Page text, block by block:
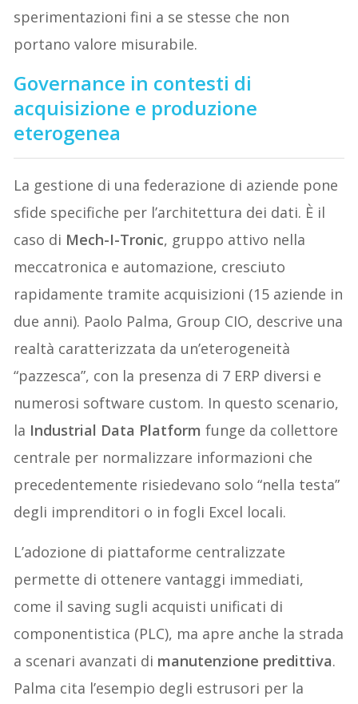
sperimentazioni fini a se stesse che non
portano valore misurabile.
Governance in contesti di
acquisizione e produzione
eterogenea
La gestione di una federazione di aziende pone
sfide specifiche per l’architettura dei dati. È il
caso di Mech-I-Tronic, gruppo attivo nella
meccatronica e automazione, cresciuto
rapidamente tramite acquisizioni (15 aziende in
due anni). Paolo Palma, Group CIO, descrive una
realtà caratterizzata da un’eterogeneità
“pazzesca”, con la presenza di 7 ERP diversi e
numerosi software custom. In questo scenario,
la Industrial Data Platform funge da collettore
centrale per normalizzare informazioni che
precedentemente risiedevano solo “nella testa”
degli imprenditori o in fogli Excel locali.
L’adozione di piattaforme centralizzate
permette di ottenere vantaggi immediati,
come il saving sugli acquisti unificati di
componentistica (PLC), ma apre anche la strada
a scenari avanzati di manutenzione predittiva.
Palma cita l’esempio degli estrusori per la